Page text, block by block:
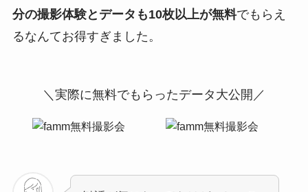
分の撮影体験とデータも10枚以上が無料でもらえ
るなんてお得すぎました。
＼実際に無料でもらったデータ大公開／